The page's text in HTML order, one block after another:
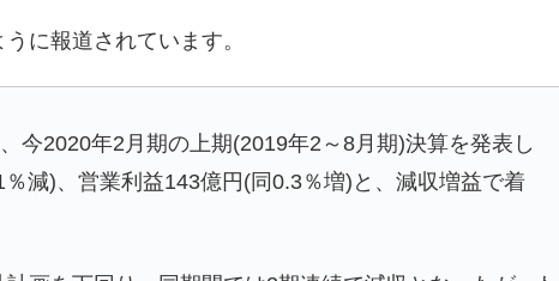
に報道されています。
今2020年2月期の上期(2019年2～8月期)決算を発表し
減)、営業利益143億円(同0.3％増)と、減収増益で着